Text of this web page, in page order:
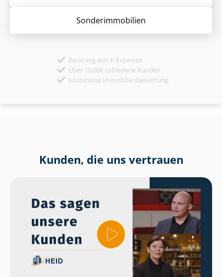
Sonder­immobilien
Beratung durch Experten
Über 10.000 zufriedene Kunden
Kostenlose Immobilienbewertung
Kunden, die uns vertrauen